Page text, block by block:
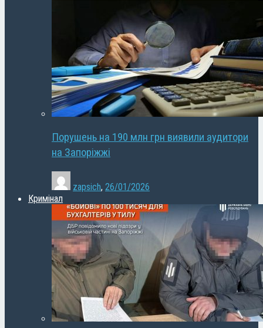
Порушень на 190 млн грн виявили аудитори
на Запоріжжі
zapsich, 26/01/2026
Кримінал